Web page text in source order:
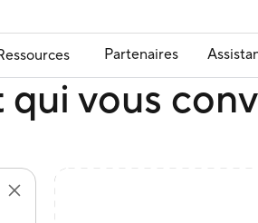
Partenaires
vous